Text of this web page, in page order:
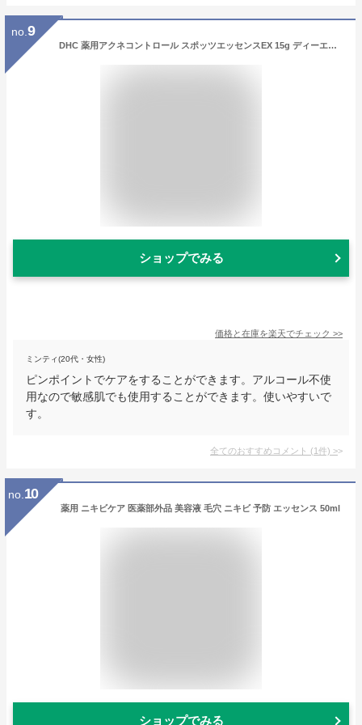
no. 9
DHC 薬用アクネコントロール スポッツエッセンスEX 15g ディーエイチシー [化粧品 薬用化粧品 メディカル化粧品 アクネ ニキビ にきび 薬用美容液]
ショップでみる
価格と在庫を楽天でチェック >>
ミンティ(20代・女性)
ピンポイントでケアをすることができます。アルコール不使
用なので敏感肌でも使用することができます。使いやすいで
す。
全てのおすすめコメント (1件) >
no. 10
薬用 ニキビケア 医薬部外品 美容液 毛穴 ニキビ 予防 エッセンス 50ml
ショップでみる